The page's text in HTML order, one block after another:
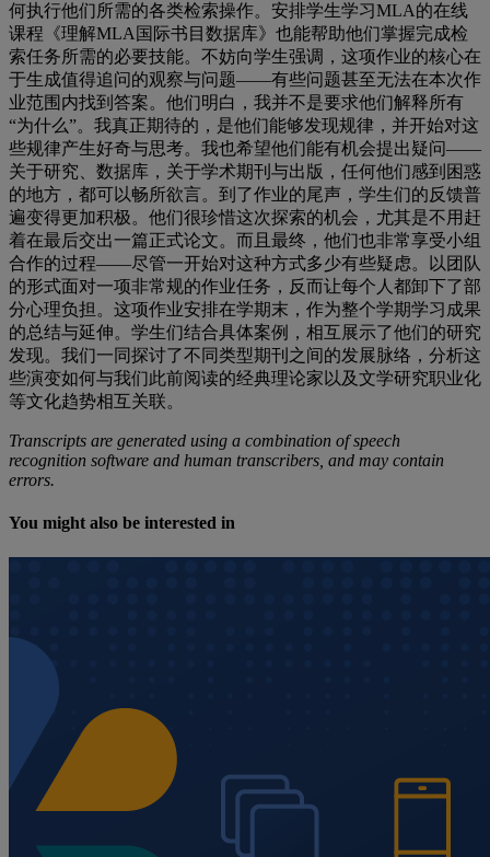
何执行他们所需的各类检索操作。安排学生学习MLA的在线
课程《理解MLA 国际书目数据库》也能帮助他们掌握完成检
索任务所需的必要技能。不妨向学生强调，这项作业的核心在
于生成值得追问的观察与问题——有些问题甚至无法在本次作
业范围内找到答案。他们明白，我并不是要求他们解释所有
“为什么”。我真正期待的，是他们能够发现规律，并开始对这
些规律产生好奇与思考。我也希望他们能有机会提出疑问——
关于研究、数据库，关于学术期刊与出版，任何他们感到困惑
的地方，都可以畅所欲言。到了作业的尾声，学生们的反馈普
遍变得更加积极。他们很珍惜这次探索的机会，尤其是不用赶
着在最后交出一篇正式论文。而且最终，他们也非常享受小组
合作的过程——尽管一开始对这种方式多少有些疑虑。以团队
的形式面对一项非常规的作业任务，反而让每个人都卸下了部
分心理负担。这项作业安排在学期末，作为整个学期学习成果
的总结与延伸。学生们结合具体案例，相互展示了他们的研究
发现。我们一同探讨了不同类型期刊之间的发展脉络，分析这
些演变如何与我们此前阅读的经典理论家以及文学研究职业化
等文化趋势相互关联。
Transcripts are generated using a combination of speech
recognition software and human transcribers, and may contain
errors.
You might also be interested in